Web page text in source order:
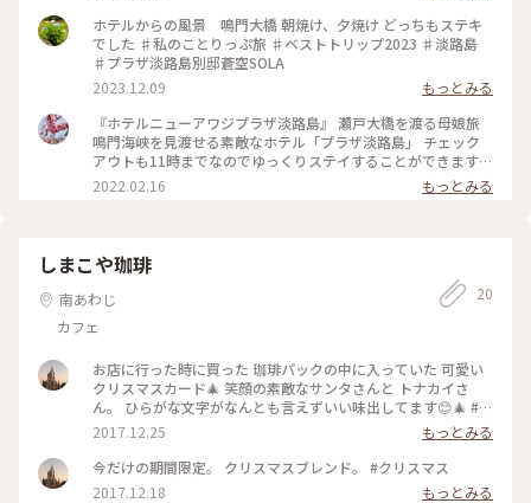
ホテルからの風景 鳴門大橋 朝焼け、夕焼け どっちもステキ
でした ♯私のことりっぷ旅 ♯ベストトリップ2023 ♯淡路島
♯プラザ淡路島別邸蒼空SOLA
2023.12.09
もっとみる
『ホテルニューアワジプラザ淡路島』 瀬戸大橋を渡る母娘旅
鳴門海峡を見渡せる素敵なホテル「プラザ淡路島」 チェック
アウトも11時までなのでゆっくりステイすることができます。
青空と鳴門の綺麗な海が見えるダイニングでは 和食と洋食の
ハーフビュッフェのモーニングです。 洋食はふわふわのできた
マンのおじさまが、車まで荷物を運んでくれてお見送りしてく
れました。 絶景テラスに温泉スパやプール、テニスコートな
どの施設も整って淡路島でゆっくり過ごすには最高のホテルで
す。 ・ ・ #ご縁めぐり #ホテルニューアワジプラザ淡路島 #リ
ゾートホテル #ホテルニューアワジ #モーニング #淡路島ごは
鳴門海峡 #大鳴門橋 #海 #淡路島 #南淡路 #兵庫県 #瀬戸内 #こ
とりっぷ淡路島 #ドライブ
2022.02.16 もっとみる
しまこや珈琲
南あわじ
カフェ
20
お店に行った時に買った 珈琲パックの中に入っていた 可愛い
クリスマスカード🎄 笑顔の素敵なサンタさんと トナカイさ
ん。 ひらがな文字がなんとも言えずいい味出してます😊🎄 #ク
リスマスカード#珈琲
2017.12.25
もっとみる
今だけの期間限定。 クリスマスブレンド。 #クリスマス
2017.12.18
もっとみる